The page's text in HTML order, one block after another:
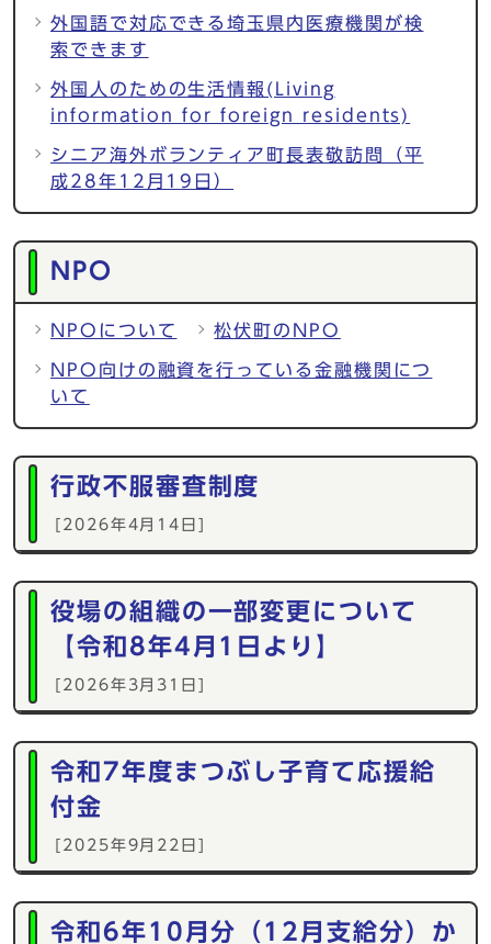
外国語で対応できる埼玉県内医療機関が検
索できます
外国人のための生活情報(Living
information for foreign residents)
シニア海外ボランティア町長表敬訪問（平
成28年12月19日）
NPO
NPOについて 松伏町のNPO
NPO向けの融資を行っている金融機関につ
いて
行政不服審査制度
[2026年4月14日]
役場の組織の一部変更について
【令和8年4月1日より】
[2026年3月31日]
令和7年度まつぶし子育て応援給
付金
[2025年9月22日]
令和6年10月分（12月支給分）か